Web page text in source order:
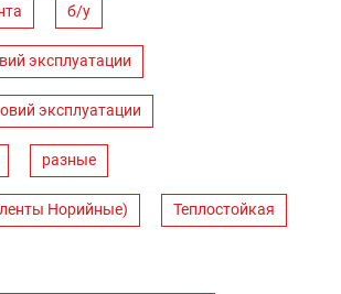
б/у
эксплуатации
эксплуатации
разные
Норийные) Теплостойкая